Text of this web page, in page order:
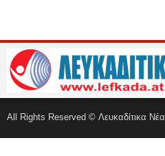
All Rights Reserved © Λευκαδίτικα Νέα